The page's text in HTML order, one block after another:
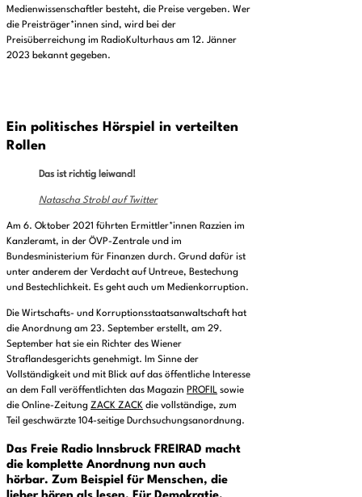
Medienwissenschaftler besteht, die Preise vergeben. Wer
die Preisträger*innen sind, wird bei der
Preisüberreichung im RadioKulturhaus am 12. Jänner
2023 bekannt gegeben.
Ein politisches Hörspiel in verteilten
Rollen
Das ist richtig leiwand!
Natascha Strobl auf Twitter
Am 6. Oktober 2021 führten Ermittler*innen Razzien im
Kanzleramt, in der ÖVP-Zentrale und im
Bundesministerium für Finanzen durch. Grund dafür ist
unter anderem der Verdacht auf Untreue, Bestechung
und Bestechlichkeit. Es geht auch um Medienkorruption.
Die Wirtschafts- und Korruptionsstaatsanwaltschaft hat
die Anordnung am 23. September erstellt, am 29.
September hat sie ein Richter des Wiener
Straflandesgerichts genehmigt. Im Sinne der
Vollständigkeit und mit Blick auf das öffentliche Interesse
an dem Fall veröffentlichten das Magazin PROFIL sowie
die Online-Zeitung ZACK ZACK die vollständige, zum
Teil geschwärzte 104-seitige Durchsuchungsanordnung.
Das Freie Radio Innsbruck FREIRAD macht
die komplette Anordnung nun auch
hörbar. Zum Beispiel für Menschen, die